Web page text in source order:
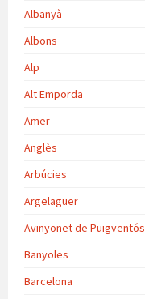
Albanyà
Albons
Alp
Alt Emporda
Amer
Anglès
Arbúcies
Argelaguer
Avinyonet de Puigventós
Banyoles
Barcelona